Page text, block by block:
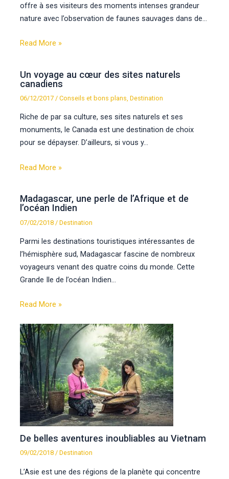
offre à ses visiteurs des moments intenses grandeur
nature avec l’observation de faunes sauvages dans de…
Read More »
Un voyage au cœur des sites naturels
canadiens
06/12/2017 /Conseils et bons plans ,Destination
Riche de par sa culture, ses sites naturels et ses
monuments, le Canada est une destination de choix
pour se dépayser. D’ailleurs, si vous y…
Read More »
Madagascar, une perle de l’Afrique et de
l’océan Indien
07/02/2018 /Destination
Parmi les destinations touristiques intéressantes de
l’hémisphère sud, Madagascar fascine de nombreux
voyageurs venant des quatre coins du monde. Cette
Grande Ile de l’océan Indien…
Read More »
De belles aventures inoubliables au Vietnam
09/02/2018/Destination
L’Asie est une des régions de la planète qui concentre